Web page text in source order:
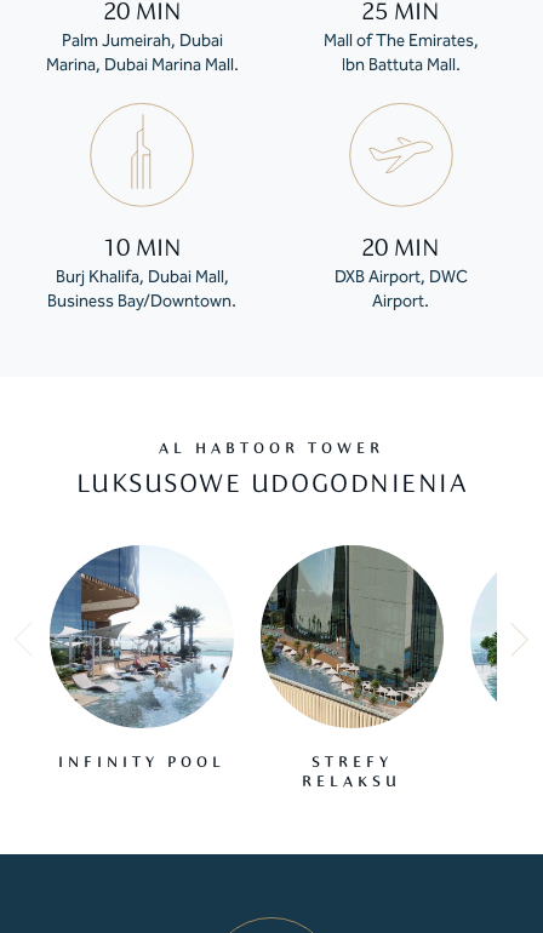
20 MIN
Palm Jumeirah, Dubai
Marina, Dubai Marina Mall.
25 MIN
Mall of The Emirates,
Ibn Battuta Mall.
10 MIN
Burj Khalifa, Dubai Mall,
Business Bay/Downtown.
20 MIN
DXB Airport, DWC
Airport.
AL HABTOOR TOWER
LUKSUSOWE UDOGODNIENIA
INFINITY POOL
STREFY
RELAKSU